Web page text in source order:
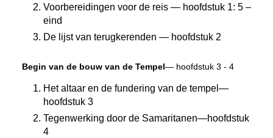
Voorbereidingen voor de reis — hoofdstuk 1: 5 –
eind
De lijst van terugkerenden — hoofdstuk 2
Begin van de bouw van de Tempel— hoofdstuk 3 - 4
Het altaar en de fundering van de tempel—
hoofdstuk 3
Tegenwerking door de Samaritanen—hoofdstuk
4